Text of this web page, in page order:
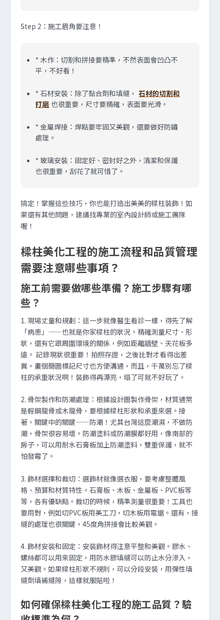
Step 2：施工眉角要注意！
* 木作：切割和拼接要精準，不然表面會凹凸不
平，不好看！
* 石材安裝：除了黏合劑和填縫， 石材的切割和
打磨 也很重要，尺寸要精確，表面要光滑。
* 金屬焊接：焊點要牢固又美觀，還要做好防鏽
處理。
* 玻璃安裝：固定好、密封好之外，清潔和保護
也很重要，刮花了就可惜了。
搞定！掌握這些技巧，你也能打造出美美的樑柱裝飾！如
果還有其他問題，建議找專業的室內設計師或施工團隊
喔！
樑柱美化工程的施工流程和品質管理
需要注意哪些事項？
施工前需要做哪些準備？施工步驟有哪
些？
1. 現場丈量和規劃 ：這一步就像醫生看診一樣，得先了解
「病患」——也就是你家樑柱的狀況。精確測量尺寸、形
狀，還有它跟周圍環境的關係，例如距離牆壁、天花板多
遠。 記錄現狀很重要！拍照存證，之後比對才看得出差
異。畫個簡圖標記尺寸也方便溝通，而且，千萬別忘了樑
柱的承重狀況啊！裝飾得再漂亮，塌了可就不好玩了。
2. 骨架製作和防潮處理 ：根據設計圖製作骨架，材質通常
是輕鋼龍骨或木龍骨，要根據樑柱形狀和承重來選。接
著，關鍵中的關鍵——防潮！尤其台灣這麼潮濕，不做防
潮，骨架很容易壞。防潮塗料或防潮膜都好用，像南部的
房子，可以用耐水石膏板加上防潮塗料，雙重保護，就不
怕發霉了。
3. 飾材選擇和裁切 ：選飾材就像選衣服，要考慮整體風
格、預算和材質特性。石膏板、木板、金屬板、PVC板等
等，各有優缺點。裁切的時候，精準測量很重要！工具也
要用對，例如切PVC板用美工刀，切木板用電鋸。還有，接
縫的處理也很關鍵，45度角拼接會比較美觀。
4. 飾材安裝和固定 ：安裝飾材得注意平整和美觀。膠水、
螺絲都可以用來固定，用防水膠填縫可以防止水分滲入，
又美觀。如果樑柱形狀不規則，可以分段安裝，用彈性填
縫劑填補縫隙，這樣就服貼啦！
如何確保樑柱美化工程的施工品質？驗